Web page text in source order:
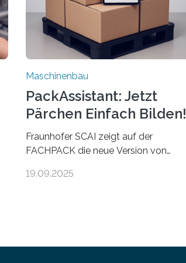
Maschinenbau
PackAssistant: Jetzt
Pärchen Einfach Bilden!
Fraunhofer SCAI zeigt auf der
FACHPACK die neue Version von
weltweit nutzen die Software in den
verpacken. Die Anordnung kann der
19.09.2025